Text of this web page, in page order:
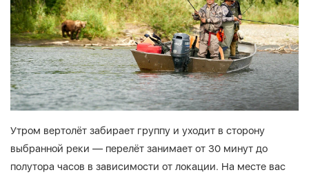
Утром вертолёт забирает группу и уходит в сторону
выбранной реки — перелёт занимает от 30 минут до
полутора часов в зависимости от локации. На месте вас